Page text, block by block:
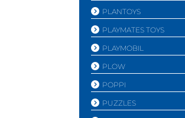
PLANTOYS
PLAYMATES TOYS
PLAYMOBIL
PLOW
POPPI
PUZZLES